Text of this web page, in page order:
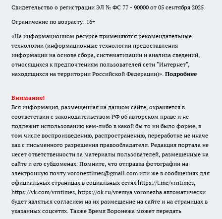
Свидетельство о регистрации ЭЛ № ФС 77 - 90000 от 05 сентября 2025
Ограничение по возрасту: 16+
«На информационном ресурсе применяются рекомендательные
технологии (информационные технологии предоставления
информации на основе сбора, систематизации и анализа сведений,
относящихся к предпочтениям пользователей сети "Интернет",
находящихся на территории Российской Федерации)». Подробнее
Внимание!
Вся информация, размещенная на данном сайте, охраняется в
соответствии с законодательством РФ об авторском праве и не
подлежит использованию кем-либо в какой бы то ни было форме, в
том числе воспроизведению, распространению, переработке не иначе
как с письменного разрешения правообладателя. Редакция портала не
несет ответственности за материалы пользователей, размещенные на
сайте и его субдоменах. Помните, что отправка фотографии на
электронную почту voroneztimes@gmail.com или же в сообщениях для
официальных страницах в социальных сетях https://t.me/vrntimes,
https://vk.com/vrntimes, https://ok.ru/vremya.voronezha автоматически
будет являться согласием на их размещение на сайте и на страницах в
указанных соцсетях. Также Время Воронежа может передать